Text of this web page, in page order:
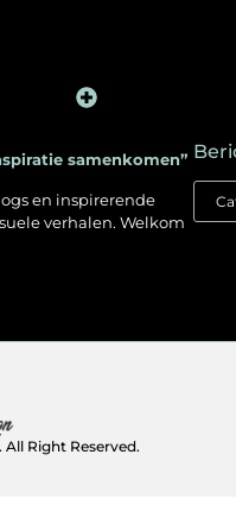
samenkomen”
en inspirerende
verhalen. Welkom
Right Reserved.